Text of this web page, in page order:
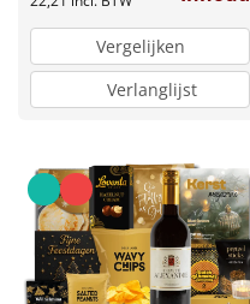
Vergelijken
Verlanglijst